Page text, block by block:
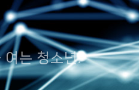
혁
원
길
청소년어울림마당 참가
여는 청소년!